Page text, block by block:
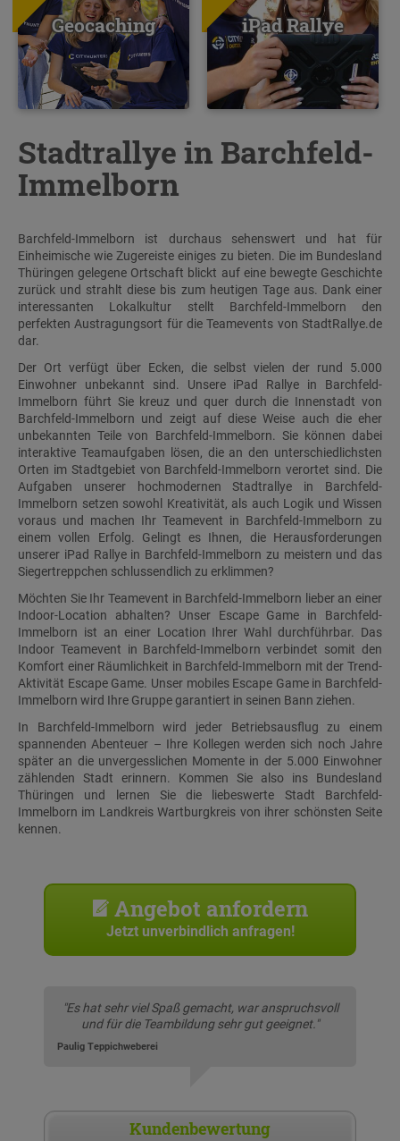
Geocaching iPad Rallye
Stadtrallye in Barchfeld-
Immelborn
Barchfeld-Immelborn ist durchaus sehenswert und hat für
Einheimische wie Zugereiste einiges zu bieten. Die im Bundesland
Thüringen gelegene Ortschaft blickt auf eine bewegte Geschichte
zurück und strahlt diese bis zum heutigen Tage aus. Dank einer
interessanten Lokalkultur stellt Barchfeld-Immelborn den
perfekten Austragungsort für die Teamevents von StadtRallye.de
dar.
Der Ort verfügt über Ecken, die selbst vielen der rund 5.000
Einwohner unbekannt sind. Unsere iPad Rallye in Barchfeld-
Immelborn führt Sie kreuz und quer durch die Innenstadt von
Barchfeld-Immelborn und zeigt auf diese Weise auch die eher
unbekannten Teile von Barchfeld-Immelborn. Sie können dabei
interaktive Teamaufgaben lösen, die an den unterschiedlichsten
Orten im Stadtgebiet von Barchfeld-Immelborn verortet sind. Die
Aufgaben unserer hochmodernen Stadtrallye in Barchfeld-
Immelborn setzen sowohl Kreativität, als auch Logik und Wissen
voraus und machen Ihr Teamevent in Barchfeld-Immelborn zu
einem vollen Erfolg. Gelingt es Ihnen, die Herausforderungen
unserer iPad Rallye in Barchfeld-Immelborn zu meistern und das
Siegertreppchen schlussendlich zu erklimmen?
Möchten Sie Ihr Teamevent in Barchfeld-Immelborn lieber an einer
Indoor-Location abhalten? Unser Escape Game in Barchfeld-
Immelborn ist an einer Location Ihrer Wahl durchführbar. Das
Indoor Teamevent in Barchfeld-Immelborn verbindet somit den
Komfort einer Räumlichkeit in Barchfeld-Immelborn mit der Trend-
Aktivität Escape Game. Unser mobiles Escape Game in Barchfeld-
Immelborn wird Ihre Gruppe garantiert in seinen Bann ziehen.
In Barchfeld-Immelborn wird jeder Betriebsausflug zu einem
spannenden Abenteuer – Ihre Kollegen werden sich noch Jahre
später an die unvergesslichen Momente in der 5.000 Einwohner
zählenden Stadt erinnern. Kommen Sie also ins Bundesland
Thüringen und lernen Sie die liebeswerte Stadt Barchfeld-
Immelborn im Landkreis Wartburgkreis von ihrer schönsten Seite
kennen.
Angebot anfordern
Jetzt unverbindlich anfragen!
"Es hat sehr viel Spaß gemacht, war anspruchsvoll
und für die Teambildung sehr gut geeignet."
Paulig Teppichweberei
Kundenbewertung